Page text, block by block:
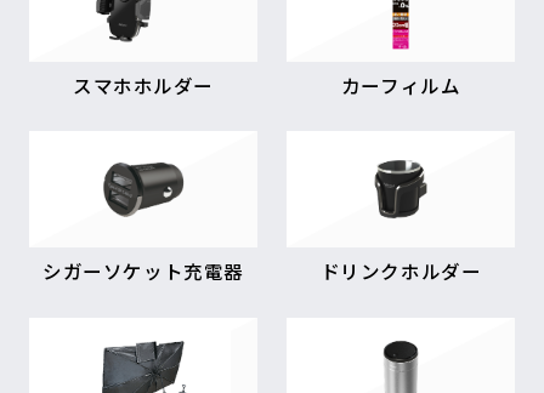
スマホホルダー カーフィルム
シガーソケット充電器 ドリンクホルダー